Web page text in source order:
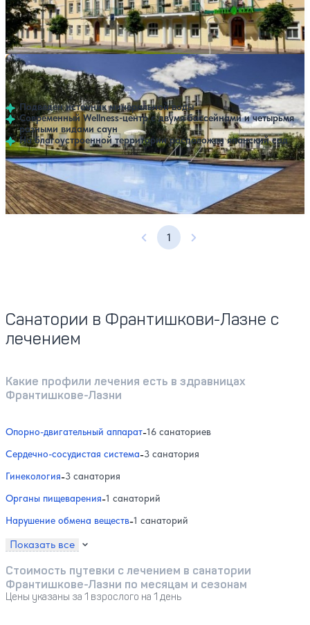
Профилей лечения:1 Крытый бассейн
Открытый бассейн
SPA
Санаторий Diana
Франтишкови-Лазне
Подведен источник минеральной воды
Современный Wellness-центр с двумя бассейнами и четырьмя
разными видами саун
На благоустроенной территории расположен японский сад
Профилей лечения: Крытый бассейн
SPA
Нет цен или свободных мест на выбранные даты
Выбрать другой вариант
Предыдущая страница
1 Следующая страница
Санатории в Франтишкови-Лазне с
лечением
Какие профили лечения есть в здравницах
Франтишкове-Лазни
Опорно-двигательный аппарат-16 санаториев
Сердечно-сосудистая система-3 санатория
Гинекология-3 санатория
Органы пищеварения-1 санаторий
Нарушение обмена веществ-1 санаторий
Показать все
Стоимость путевки с лечением в санатории
Франтишкове-Лазни по месяцам и сезонам
Цены указаны за 1 взрослого на 1 день